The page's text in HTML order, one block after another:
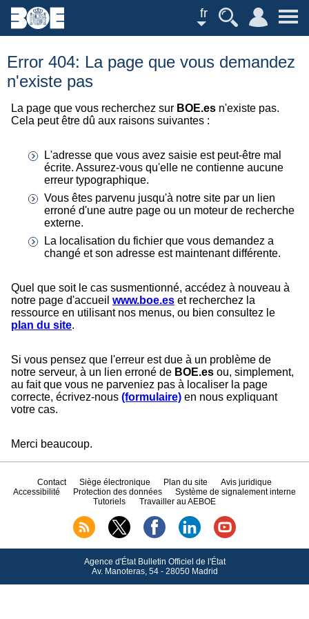
fr
Error 404: La page que vous demandez
n'existe pas
La page que vous recherchez sur BOE.es n'existe pas.
Cela peut être dû aux raisons suivantes :
L'adresse que vous avez saisie est peut-être mal
écrite. Assurez-vous qu'elle ne contienne aucune
erreur typographique.
Vous êtes parvenu jusqu'à notre site par un lien
erroné d'une autre page ou un moteur de recherche
externe.
La localisation du fichier que vous demandez a
changé et son adresse est maintenant différente.
Quel que soit le cas susmentionné, accédez à nouveau à
notre page d'accueil www.boe.es et recherchez la
ressource en utilisant nos menus, ou bien consultez le
plan du site.
Si vous pensez que l'erreur est due à un problème de
notre serveur, à un lien erroné de BOE.es ou, simplement,
au fait que vous ne parveniez pas à localiser la page
correcte, écrivez-nous (formulaire) en nous expliquant
votre cas.
Merci beaucoup.
Contact Siège électronique Plan du site
Avis juridique
Accessibilité
Protection des données
Système de signalement interne
Tutoriels
Travailler au AEBOE
Agence d'État Bulletin Officiel de l'État
Av.Manoteras, 54 - 28050 Madrid